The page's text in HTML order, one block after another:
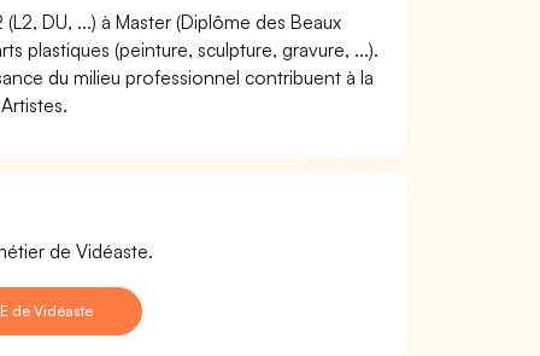
DU, ...) à Master (Diplôme des Beaux
plastiques (peinture, sculpture, gravure, ...).
du milieu professionnel contribuent à la
de Vidéaste.
de Vidéaste